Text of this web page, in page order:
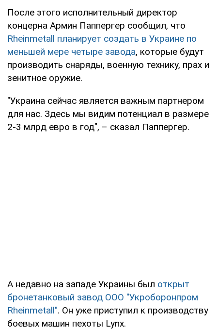
После этого исполнительный директор
концерна Армин Паппергер сообщил, что
Rheinmetall планирует создать в Украине по
меньшей мере четыре завода, которые будут
производить снаряды, военную технику, прах и
зенитное оружие.
"Украина сейчас является важным партнером
для нас. Здесь мы видим потенциал в размере
2-3 млрд евро в год", – сказал Паппергер.
А недавно на западе Украины был открыт
бронетанковый завод ООО "Укроборонпром
Rheinmetall". Он уже приступил к производству
боевых машин пехоты Lynx.